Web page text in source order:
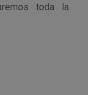
toda la